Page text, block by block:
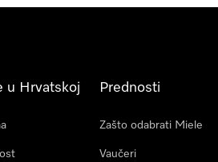
u Hrvatskoj Prednosti
Zašto odabrati Miele
Vaučeri